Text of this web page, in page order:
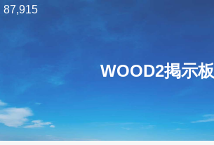
WOOD2掲示板
87,915